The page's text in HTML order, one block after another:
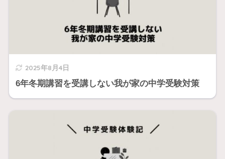
2025年8月4日
6年冬期講習を受講しない我が家の中学受験対策